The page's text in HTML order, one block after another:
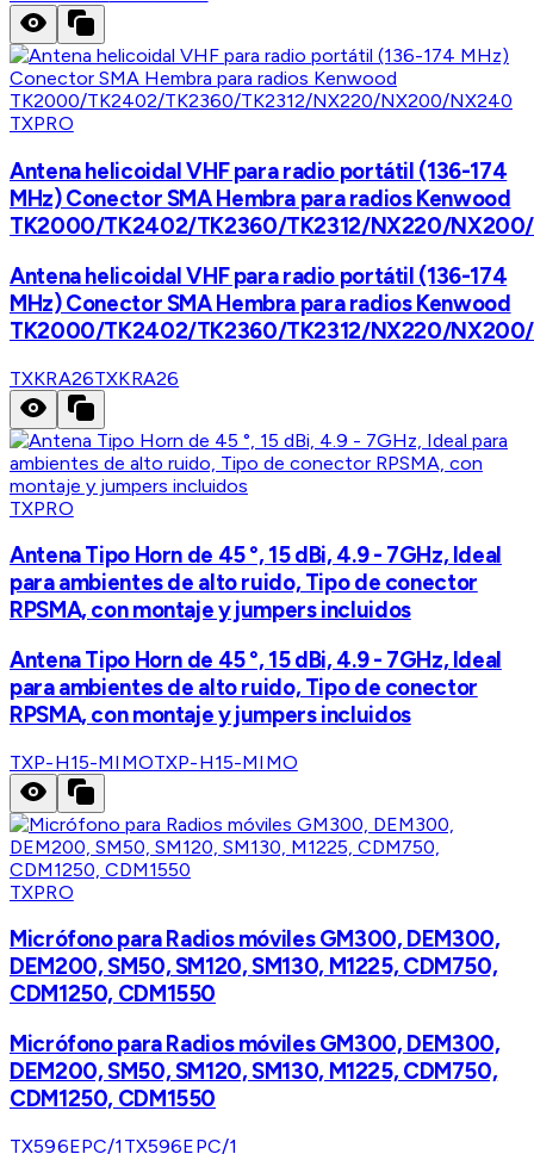
TXPRO
Antena helicoidal VHF para radio portátil (136-174
MHz) Conector SMA Hembra para radios Kenwood
TK2000/TK2402/TK2360/TK2312/NX220/
Antena helicoidal VHF para radio portátil (136-174
MHz) Conector SMA Hembra para radios Kenwood
TK2000/TK2402/TK2360/TK2312/NX220/
TXKRA26TXKRA26
TXPRO
Antena Tipo Horn de 45 °, 15 dBi, 4.9 - 7GHz, Ideal
para ambientes de alto ruido, Tipo de conector
RPSMA, con montaje y jumpers incluidos
Antena Tipo Horn de 45 °, 15 dBi, 4.9 - 7GHz, Ideal
para ambientes de alto ruido, Tipo de conector
RPSMA, con montaje y jumpers incluidos
TXP-H15-MIMOTXP-H15-MIMO
TXPRO
Micrófono para Radios móviles GM300, DEM300,
DEM200, SM50, SM120, SM130, M1225, CDM750,
CDM1250, CDM1550
Micrófono para Radios móviles GM300, DEM300,
DEM200, SM50, SM120, SM130, M1225, CDM750,
CDM1250, CDM1550
TX596EPC/1 TX596EPC/1